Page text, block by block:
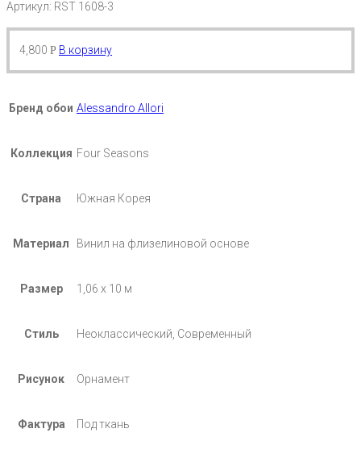
Артикул: RST 1608-3
4,800 Р В корзину
Бренд обои Alessandro Allori
Коллекция Four Seasons
Страна Южная Корея
Материал Винил на флизелиновой основе
Размер 1,06 х 10 м
Стиль Неоклассический, Современный
Рисунок Орнамент
Фактура Под ткань